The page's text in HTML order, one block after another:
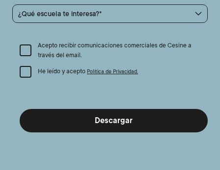
¿Qué escuela te interesa?
Acepto recibir comunicaciones comerciales de Cesine a
través del email.
He leído y acepto Política de Privacidad.